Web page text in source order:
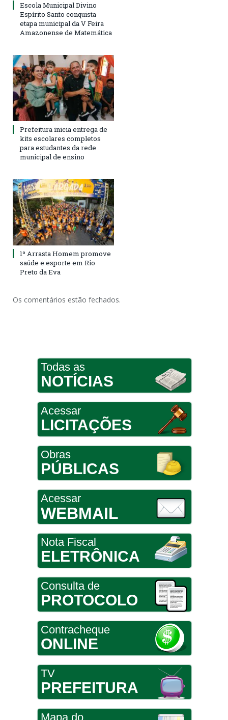
Escola Municipal Divino
Espírito Santo conquista
etapa municipal da V Feira
Amazonense de Matemática
Prefeitura inicia entrega de
kits escolares completos
para estudantes da rede
municipal de ensino
1º Arrasta Homem promove
saúde e esporte em Rio
Preto da Eva
Os comentários estão fechados.
Todas as
NOTÍCIAS
Acessar
LICITAÇÕES
Obras
PÚBLICAS
Acessar
WEBMAIL
Nota Fiscal
ELETRÔNICA
Consulta de
PROTOCOLO
Contracheque
ONLINE
TV
PREFEITURA
Mapa do